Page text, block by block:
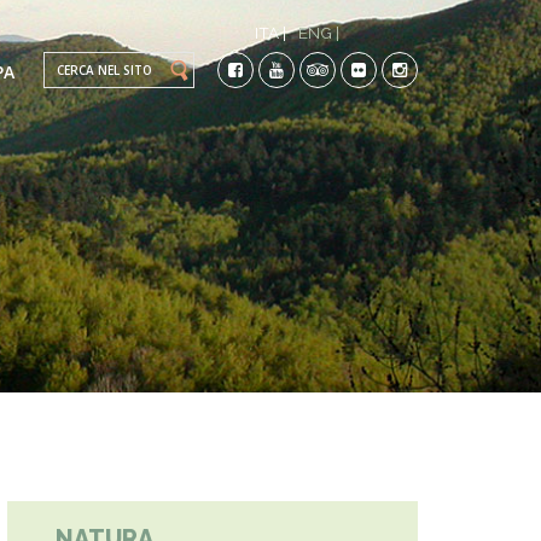
Search this site
ITA | ENG |